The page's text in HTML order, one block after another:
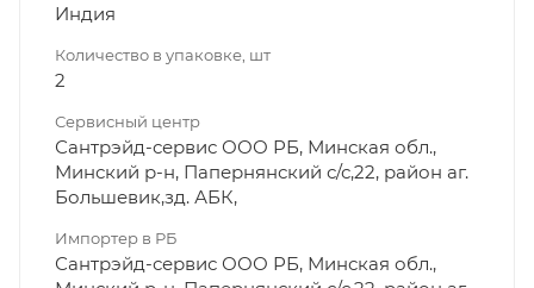
Индия
Количество в упаковке, шт
2
Сервисный центр
Сантрэйд-сервис ООО РБ, Минская обл.,
Минский р-н, Папернянский с/с,22, район аг.
Большевик,зд. АБК,
Импортер в РБ
Сантрэйд-сервис ООО РБ, Минская обл.,